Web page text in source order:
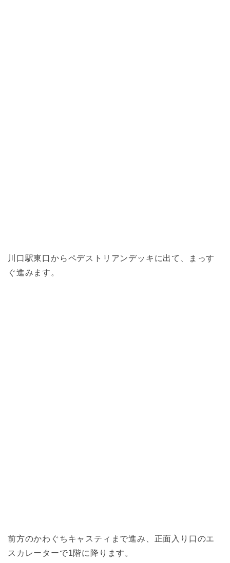
川口駅東口からペデストリアンデッキに出て、まっす
ぐ進みます。
前方のかわぐちキャスティまで進み、正面入り口のエ
スカレーターで1階に降ります。